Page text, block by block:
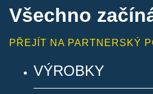
Všechno
PŘEJÍT NA PARTNERSKÝ
VÝROBKY